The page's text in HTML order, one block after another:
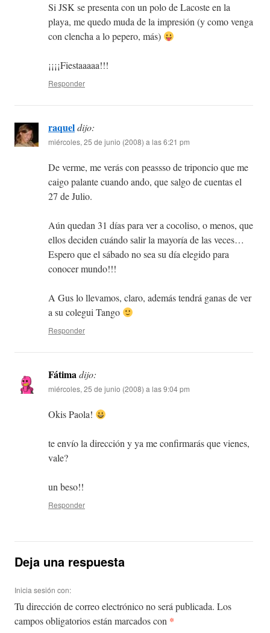
Si JSK se presenta con un polo de Lacoste en la
playa, me quedo muda de la impresión (y como venga
con clencha a lo pepero, más)
¡¡¡¡Fiestaaaaa!!!
Responder
raqueldijo:
miércoles, 25 de junio (2008) a las 6:21 pm
De verme, me verás con peassso de triponcio que me
caigo palante cuando ando, que salgo de cuentas el
27 de Julio.
Aún quedan 31 días para ver a cocoliso, o menos, que
ellos deciden cuándo salir la mayoría de las veces…
Espero que el sábado no sea su día elegido para
conocer mundo!!!
A Gus lo llevamos, claro, además tendrá ganas de ver
a su colegui Tango
Responder
Fátimadijo:
miércoles, 25 de junio (2008) a las 9:04 pm
Okis Paola!
te envío la dirección y ya me confirmarás que vienes,
vale?
un beso!!
Responder
Deja una respuesta
Inicia sesión con:
Tu dirección de correo electrónico no será publicada. Los
campos obligatorios están marcados con *